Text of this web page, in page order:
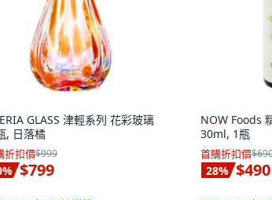
GLASS 津輕系列 花彩玻璃
, 日落橘
折扣價$999
% $799
NOW Foods
30ml, 1瓶
首購折扣價
28% $490